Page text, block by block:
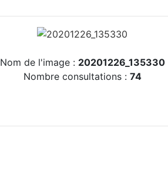
Nom de l'image : 20201226_135330
Nombre consultations : 74